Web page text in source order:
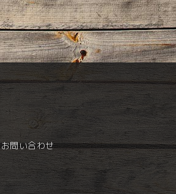
お問い合わせ